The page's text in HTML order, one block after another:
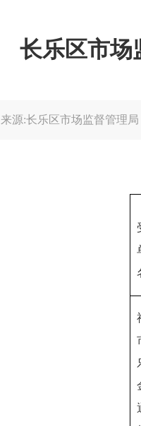
长乐区市场
来源:长乐区市场监督管理局